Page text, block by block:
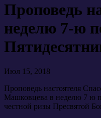
Проповедь
неделю 7-ю
Июл 15, 2018
Проповедь настоятеля
Машковцева в неделю 7 ю
честной ризы Пресвятой